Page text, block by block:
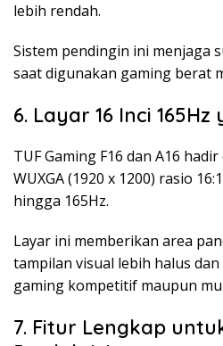
lebih rendah.
Sistem pendingin ini menjaga
saat digunakan gaming berat
6. Layar 16 Inci
TUF Gaming F16 dan A16
WUXGA (1920 x 1200) rasio
hingga 165Hz.
Layar ini memberikan area
tampilan visual lebih halus
gaming kompetitif maupun
7. Fitur Lengkap